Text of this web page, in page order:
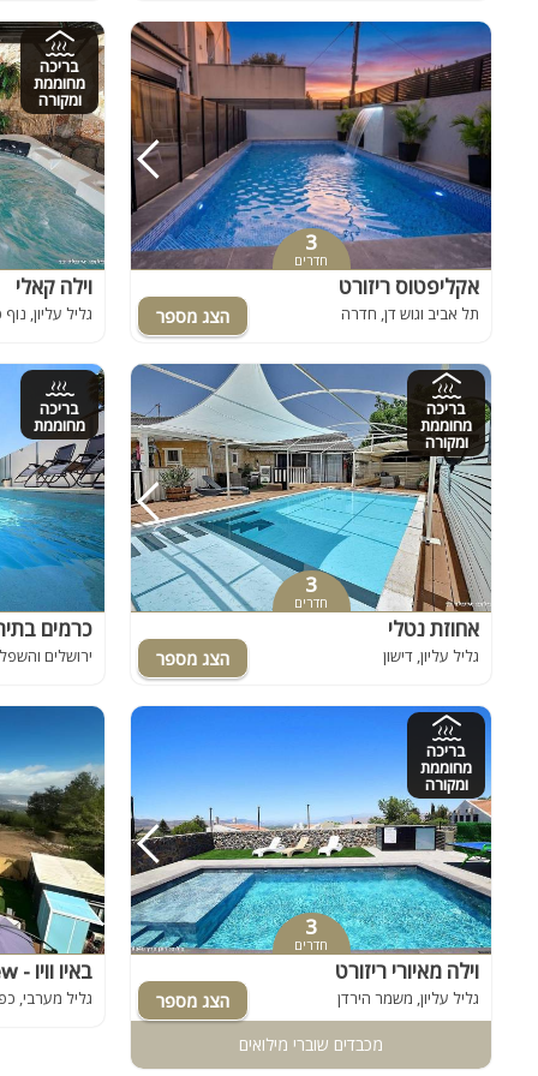
3
חדרים
אקליפטוס ריזורט
תל אביב וגוש דן, חדרה
בריכה
מחוממת
ומקורה
וילה קאלי
גליל עליון,
בריכה
מחוממת
ומקורה
3
חדרים
אחוזת נטלי
גליל עליון, דישון
בריכה
מחוממת
כרמים
ירושלים
בריכה
מחוממת
ומקורה
3
חדרים
וילה מאיורי ריזורט
גליל עליון, משמר הירדן
מכבדים שוברי מילואים
באיו וויו - Baio View
גליל מערבי,